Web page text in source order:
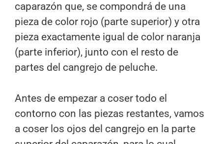
caparazón que, se compondrá de una
pieza de color rojo (parte superior) y otra
pieza exactamente igual de color naranja
(parte inferior), junto con el resto de
partes del cangrejo de peluche.
Antes de empezar a coser todo el
contorno con las piezas restantes, vamos
a coser los ojos del cangrejo en la parte